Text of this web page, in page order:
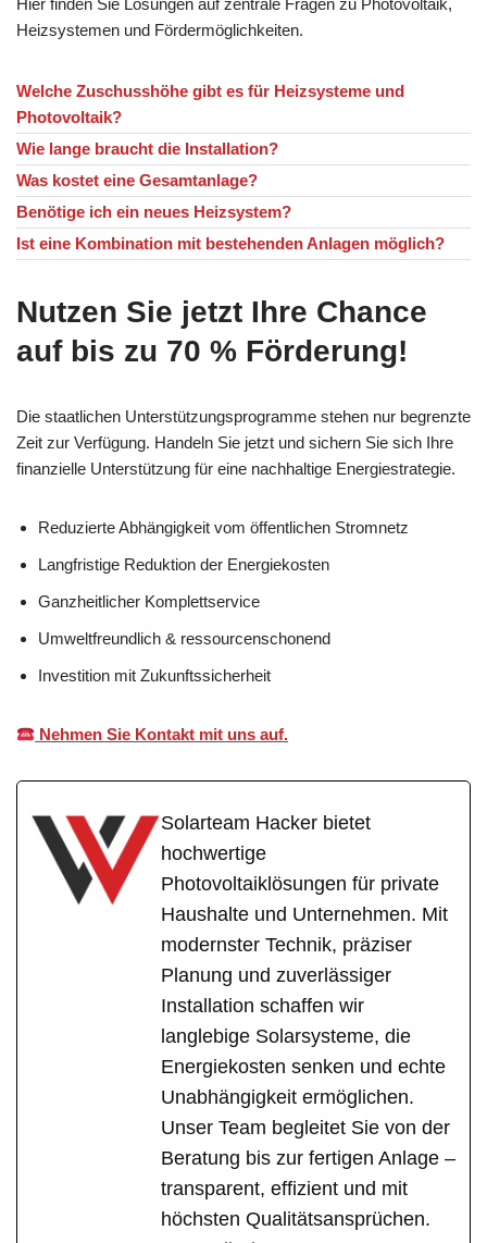
Hier finden Sie Lösungen auf zentrale Fragen zu Photovoltaik,
Heizsystemen und Fördermöglichkeiten.
Welche Zuschusshöhe gibt es für Heizsysteme und
Photovoltaik?
Wie lange braucht die Installation?
Was kostet eine Gesamtanlage?
Benötige ich ein neues Heizsystem?
Ist eine Kombination mit bestehenden Anlagen möglich?
Nutzen Sie jetzt Ihre Chance
auf bis zu 70 % Förderung!
Die staatlichen Unterstützungsprogramme stehen nur begrenzte
Zeit zur Verfügung. Handeln Sie jetzt und sichern Sie sich Ihre
finanzielle Unterstützung für eine nachhaltige Energiestrategie.
Reduzierte Abhängigkeit vom öffentlichen Stromnetz
Langfristige Reduktion der Energiekosten
Ganzheitlicher Komplettservice
Umweltfreundlich & ressourcenschonend
Investition mit Zukunftssicherheit
Nehmen Sie Kontakt mit uns auf.
Solarteam Hacker bietet
hochwertige
Photovoltaiklösungen für private
Haushalte und Unternehmen. Mit
modernster Technik, präziser
Planung und zuverlässiger
Installation schaffen wir
langlebige Solarsysteme, die
Energiekosten senken und echte
Unabhängigkeit ermöglichen.
Unser Team begleitet Sie von der
Beratung bis zur fertigen Anlage –
transparent, effizient und mit
höchsten Qualitätsansprüchen.